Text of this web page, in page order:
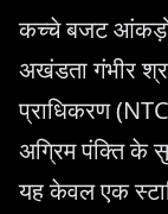
कच्चे बजट आंकड़ों
अखंडता गंभीर
प्राधिकरण
अग्रिम पंक्ति के
यह केवल एक